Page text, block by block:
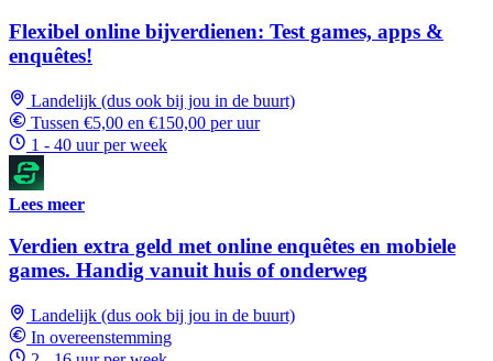
Flexibel online bijverdienen: Test games, apps &
enquêtes!
Landelijk (dus ook bij jou in de buurt)
Tussen €5,00 en €150,00 per uur
1 - 40 uur per week
Lees meer
Verdien extra geld met online enquêtes en mobiele
games. Handig vanuit huis of onderweg
Landelijk (dus ook bij jou in de buurt)
In overeenstemming